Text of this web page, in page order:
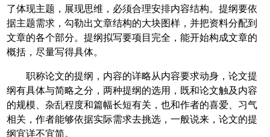
了体现主题，展现思维，必须合理安排内容结构。提纲要依
据主题需求，勾勒出文章结构的大块图样，并把资料分配到
文章的各个部分。提纲拟写要项目完全，能开始构成文章的
概括，尽量写得具体。
职称论文的提纲，内容的详略从内容要求动身，论文提
纲有具体与简略之分，两种提纲的选用，既和论文触及内容
的规模、杂乱程度和篇幅长短有关，也和作者的喜爱、习气
相关，作者能够依据实际需求去挑选，一般说来，论文的提
纲宜详不宜简。